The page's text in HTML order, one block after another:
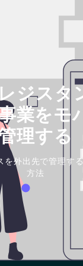
ジスタ
業をモ
理する
を外出先で管理す
方法